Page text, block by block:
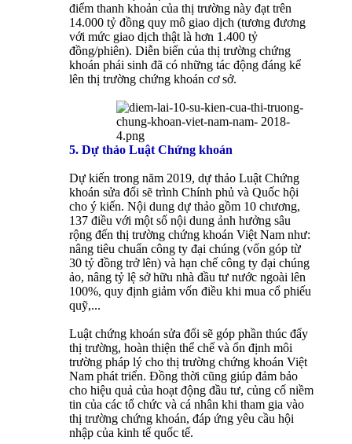
điểm thanh khoản của thị trường này đạt trên
14.000 tỷ đồng quy mô giao dịch (tương đương
với mức giao dịch thật là hơn 1.400 tỷ
đồng/phiên). Diễn biến của thị trường chứng
khoán phái sinh đã có những tác động đáng kể
lên thị trường chứng khoán cơ sở.
5. Dự thảo Luật Chứng khoán
Dự kiến trong năm 2019, dự thảo Luật Chứng
khoán sửa đổi sẽ trình Chính phủ và Quốc hội
cho ý kiến. Nội dung dự thảo gồm 10 chương,
137 điều với một số nội dung ảnh hưởng sâu
rộng đến thị trường chứng khoán Việt Nam như:
nâng tiêu chuẩn công ty đại chúng (vốn góp từ
30 tỷ đồng trở lên) và hạn chế công ty đại chúng
ảo, nâng tỷ lệ sở hữu nhà đầu tư nước ngoài lên
100%, quy định giảm vốn điều khi mua cổ phiếu
quỹ,...
Luật chứng khoán sửa đổi sẽ góp phần thúc đẩy
thị trường, hoàn thiện thể chế và ổn định môi
trường pháp lý cho thị trường chứng khoán Việt
Nam phát triển. Đồng thời cũng giúp đảm bảo
cho hiệu quả của hoạt động đầu tư, củng cố niềm
tin của các tổ chức và cá nhân khi tham gia vào
thị trường chứng khoán, đáp ứng yêu cầu hội
nhập của kinh tế quốc tế.